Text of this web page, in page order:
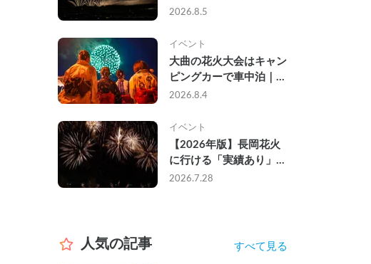
ら夜まで」の祭り。キャ
組の記録
2026.8.5
イベント
大曲の花火大会はキャン
ピングカーで車中泊｜宿
なし・渋滞なしで楽しむ
2026.8.4
イベント
【2026年版】長岡花火
に行ける「実績あり」の
キャンピングカー3選｜
2026.7.28
人気の記事 すべて見る